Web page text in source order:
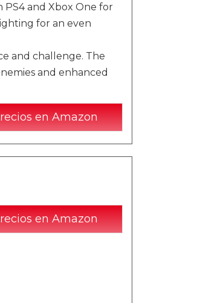
PS4 and Xbox One for
for an even
and challenge. The
and enhanced
en Amazon
en Amazon